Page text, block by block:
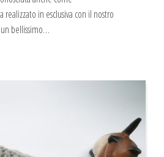
in esclusiva con il nostro
bellissimo…